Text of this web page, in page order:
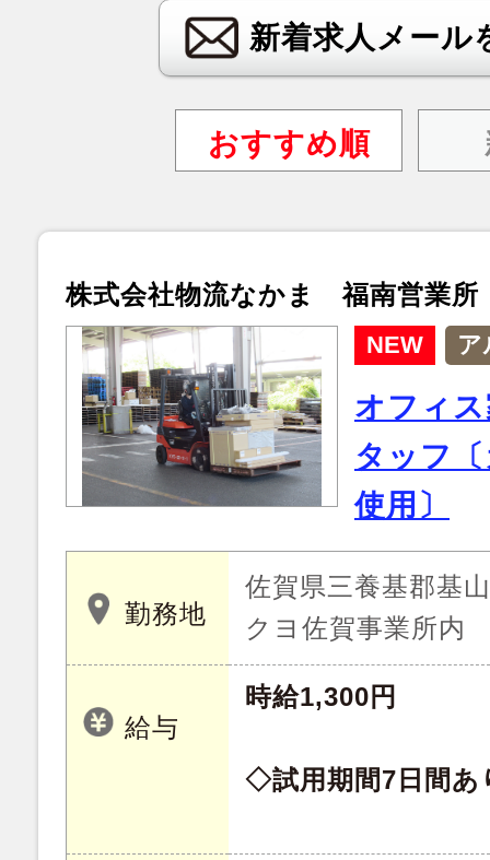
新着求人メール
おすすめ順
株式会社物流なかま 福南営業所
NEW ア
オフィ
タッフ
使用〕
勤務地
佐賀県三養基郡基
クヨ佐賀事業所内
給与
時給1,300円
◇試用期間7日間あ